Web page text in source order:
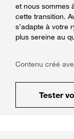
et nous sommes
cette transition.
s’adapte à votre
plus sereine au
Contenu créé
Tester